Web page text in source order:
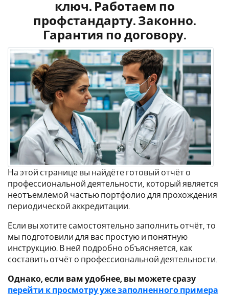
ключ. Работаем по
профстандарту. Законно.
Гарантия по договору.
На этой странице вы найдёте готовый отчёт о
профессиональной деятельности, который является
неотъемлемой частью портфолио для прохождения
периодической аккредитации.
Если вы хотите самостоятельно заполнить отчёт, то
мы подготовили для вас простую и понятную
инструкцию. В ней подробно объясняется, как
составить отчёт о профессиональной деятельности.
Однако, если вам удобнее, вы можете сразу
перейти к просмотру уже заполненного примера